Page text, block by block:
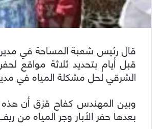
قال رئيس شعبة المساحة في
قبل أيام بتحديد ثلاثة مواقع
الشرقي لحل مشكلة المياه في
بعدها حفر الأبار وجر المياه من ريف